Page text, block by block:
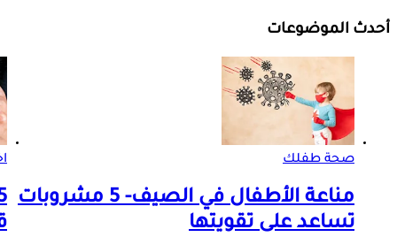
أحدث الموضوعات
صحة طفلك
مناعة الأطفال في الصيف- 5 مشروبات
تساعد على تقويتها